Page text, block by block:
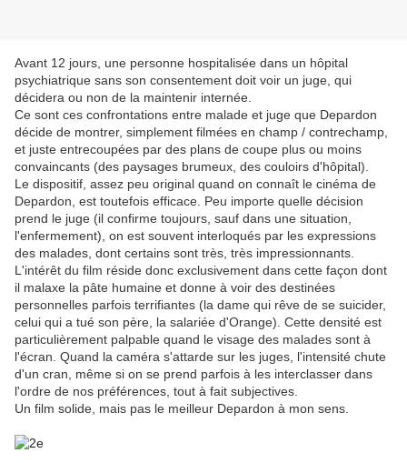
Avant 12 jours, une personne hospitalisée dans un hôpital
psychiatrique sans son consentement doit voir un juge, qui
décidera ou non de la maintenir internée.
Ce sont ces confrontations entre malade et juge que Depardon
décide de montrer, simplement filmées en champ / contrechamp,
et juste entrecoupées par des plans de coupe plus ou moins
convaincants (des paysages brumeux, des couloirs d'hôpital).
Le dispositif, assez peu original quand on connaît le cinéma de
Depardon, est toutefois efficace. Peu importe quelle décision
prend le juge (il confirme toujours, sauf dans une situation,
l'enfermement), on est souvent interloqués par les expressions
des malades, dont certains sont très, très impressionnants.
L'intérêt du film réside donc exclusivement dans cette façon dont
il malaxe la pâte humaine et donne à voir des destinées
personnelles parfois terrifiantes (la dame qui rêve de se suicider,
celui qui a tué son père, la salariée d'Orange). Cette densité est
particulièrement palpable quand le visage des malades sont à
l'écran. Quand la caméra s'attarde sur les juges, l'intensité chute
d'un cran, même si on se prend parfois à les interclasser dans
l'ordre de nos préférences, tout à fait subjectives.
Un film solide, mais pas le meilleur Depardon à mon sens.